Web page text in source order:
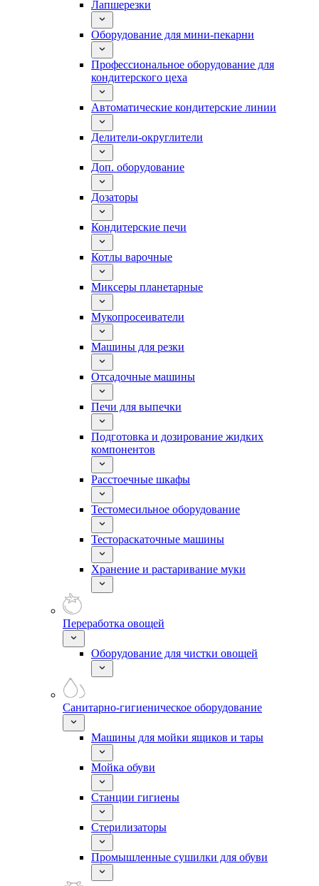
Лапшерезки
Оборудование для мини-пекарни
Профессиональное оборудование для
кондитерского цеха
Автоматические кондитерские линии
Делители-округлители
Доп. оборудование
Дозаторы
Кондитерские печи
Котлы варочные
Миксеры планетарные
Мукопросеиватели
Машины для резки
Отсадочные машины
Печи для выпечки
Подготовка и дозирование жидких
компонентов
Расстоечные шкафы
Тестомесильное оборудование
Тестораскаточные машины
Хранение и растаривание муки
Переработка овощей
Оборудование для чистки овощей
Санитарно-гигиеническое оборудование
Машины для мойки ящиков и тары
Мойка обуви
Станции гигиены
Стерилизаторы
Промышленные сушилки для обуви